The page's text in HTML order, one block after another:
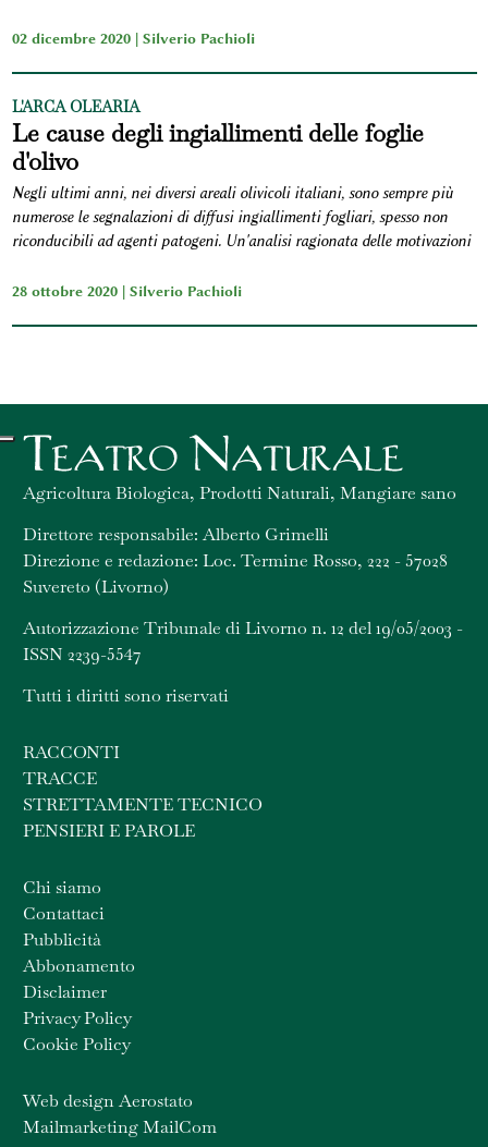
02 dicembre 2020 | Silverio Pachioli
L'ARCA OLEARIA
Le cause degli ingiallimenti delle foglie
d'olivo
Negli ultimi anni, nei diversi areali olivicoli italiani, sono sempre più
numerose le segnalazioni di diffusi ingiallimenti fogliari, spesso non
riconducibili ad agenti patogeni. Un'analisi ragionata delle motivazioni
28 ottobre 2020 | Silverio Pachioli
Agricoltura Biologica, Prodotti Naturali, Mangiare sano
Direttore responsabile: Alberto Grimelli
Direzione e redazione: Loc. Termine Rosso, 222 - 57028
Suvereto (Livorno)
Autorizzazione Tribunale di Livorno n. 12 del 19/05/2003 -
ISSN 2239-5547
Tutti i diritti sono riservati
RACCONTI
TRACCE
STRETTAMENTE TECNICO
PENSIERI E PAROLE
Chi siamo
Contattaci
Pubblicità
Abbonamento
Disclaimer
Privacy Policy
Cookie Policy
Web design Aerostato
Mailmarketing MailCom